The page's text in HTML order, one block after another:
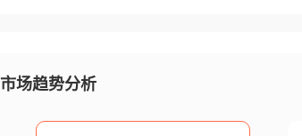
市场趋势分析